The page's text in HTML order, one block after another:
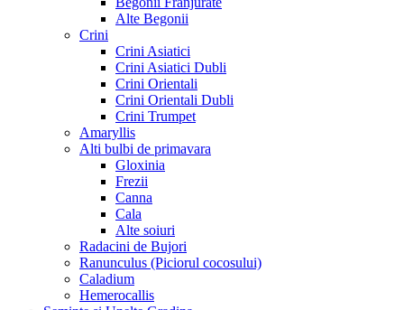
Alte Begonii
Crini
Crini Asiatici
Crini Asiatici Dubli
Crini Orientali
Crini Orientali Dubli
Crini Trumpet
Amaryllis
Alti bulbi de primavara
Gloxinia
Frezii
Canna
Cala
Alte soiuri
Radacini de Bujori
Ranunculus (Piciorul cocosului)
Caladium
Hemerocallis